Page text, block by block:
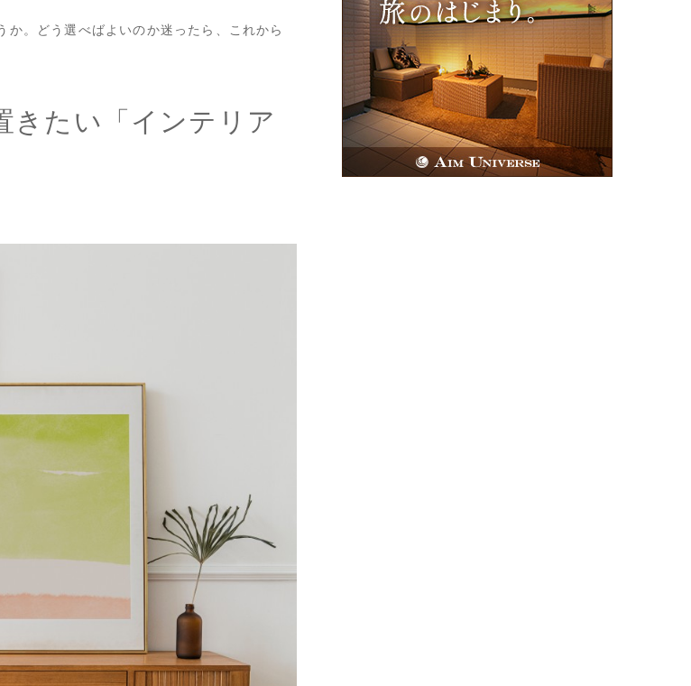
。どう選べばよいのか迷ったら、これから
きたい「インテリア